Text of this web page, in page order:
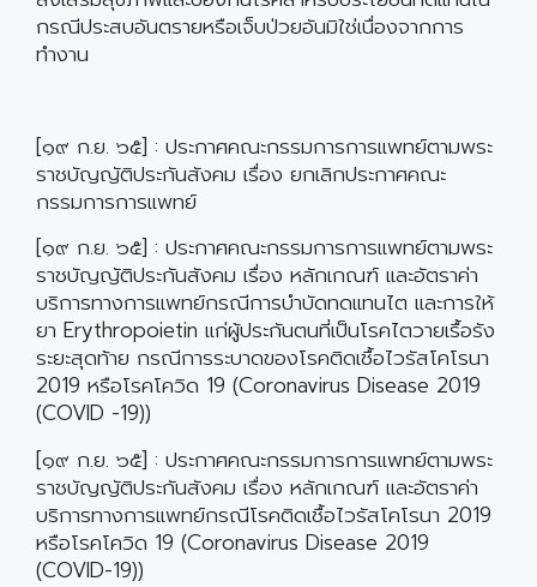
กรณีประสบอันตรายหรือเจ็บป่วยอันมิใช่เนื่องจากการ
ทำงาน
[๑๙ ก.ย. ๖๕] : ประกาศคณะกรรมการการแพทย์ตามพระ
ราชบัญญัติประกันสังคม เรื่อง ยกเลิกประกาศคณะ
กรรมการการแพทย์
[๑๙ ก.ย. ๖๕] : ประกาศคณะกรรมการการแพทย์ตามพระ
ราชบัญญัติประกันสังคม เรื่อง หลักเกณฑ์ และอัตราค่า
บริการทางการแพทย์กรณีการบำบัดทดแทนไต และการให้
ยา Erythropoietin แก่ผู้ประกันตนที่เป็นโรคไตวายเรื้อรัง
ระยะสุดท้าย กรณีการระบาดของโรคติดเชื้อไวรัสโคโรนา
2019 หรือโรคโควิด 19 (Coronavirus Disease 2019
(COVID -19))
[๑๙ ก.ย. ๖๕] : ประกาศคณะกรรมการการแพทย์ตามพระ
ราชบัญญัติประกันสังคม เรื่อง หลักเกณฑ์ และอัตราค่า
บริการทางการแพทย์กรณีโรคติดเชื้อไวรัสโคโรนา 2019
หรือโรคโควิด 19 (Coronavirus Disease 2019
(COVID-19))